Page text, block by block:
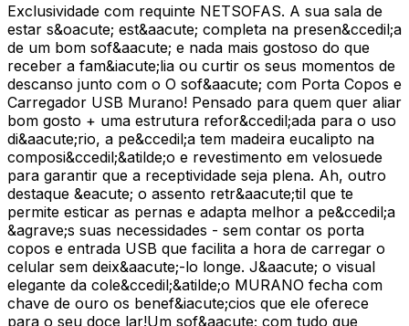
Exclusividade com requinte NETSOFAS. A sua sala de
estar s&oacute; est&aacute; completa na presen&ccedil;a
de um bom sof&aacute; e nada mais gostoso do que
receber a fam&iacute;lia ou curtir os seus momentos de
descanso junto com o O sof&aacute; com Porta Copos e
Carregador USB Murano! Pensado para quem quer aliar
bom gosto + uma estrutura refor&ccedil;ada para o uso
di&aacute;rio, a pe&ccedil;a tem madeira eucalipto na
composi&ccedil;&atilde;o e revestimento em velosuede
para garantir que a receptividade seja plena. Ah, outro
destaque &eacute; o assento retr&aacute;til que te
permite esticar as pernas e adapta melhor a pe&ccedil;a
&agrave;s suas necessidades - sem contar os porta
copos e entrada USB que facilita a hora de carregar o
celular sem deix&aacute;-lo longe. J&aacute; o visual
elegante da cole&ccedil;&atilde;o MURANO fecha com
chave de ouro os benef&iacute;cios que ele oferece
para o seu doce lar!Um sof&aacute; com tudo que